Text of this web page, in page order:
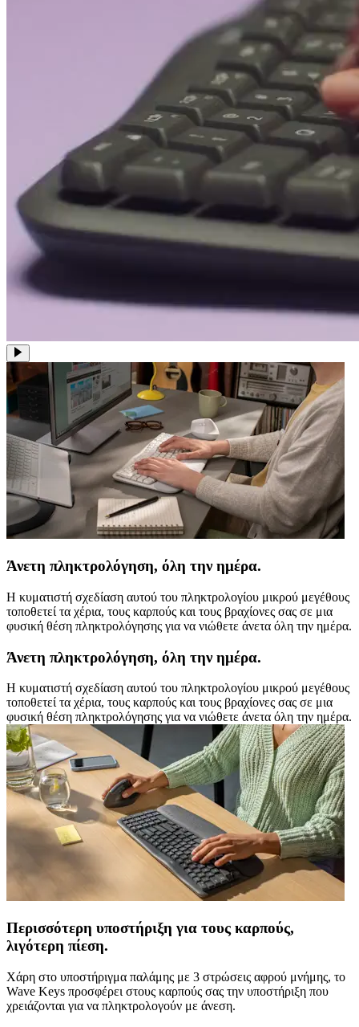
Άνετη πληκτρολόγηση, όλη την ημέρα.
Η κυματιστή σχεδίαση αυτού του πληκτρολογίου μικρού μεγέθους
τοποθετεί τα χέρια, τους καρπούς και τους βραχίονες σας σε μια
φυσική θέση πληκτρολόγησης για να νιώθετε άνετα όλη την ημέρα.
Άνετη πληκτρολόγηση, όλη την ημέρα.
Η κυματιστή σχεδίαση αυτού του πληκτρολογίου μικρού μεγέθους
τοποθετεί τα χέρια, τους καρπούς και τους βραχίονες σας σε μια
φυσική θέση πληκτρολόγησης για να νιώθετε άνετα όλη την ημέρα.
Περισσότερη υποστήριξη για τους καρπούς,
λιγότερη πίεση.
Χάρη στο υποστήριγμα παλάμης με 3 στρώσεις αφρού μνήμης, το
Wave Keys προσφέρει στους καρπούς σας την υποστήριξη που
χρειάζονται για να πληκτρολογούν με άνεση.